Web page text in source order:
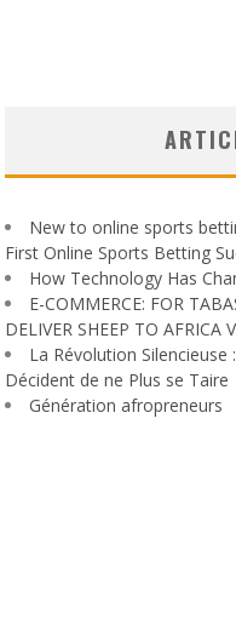
New to online sports
First Online Sports Betting
How Technology Has
E-COMMERCE: FOR
DELIVER SHEEP TO AFRICA
La Révolution
Décident de ne Plus se Taire
Génération afropreneurs